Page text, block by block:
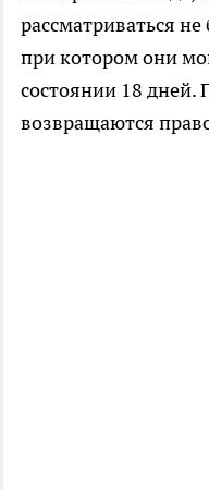
рассматриваться
при котором они
состоянии 18 дней.
возвращаются